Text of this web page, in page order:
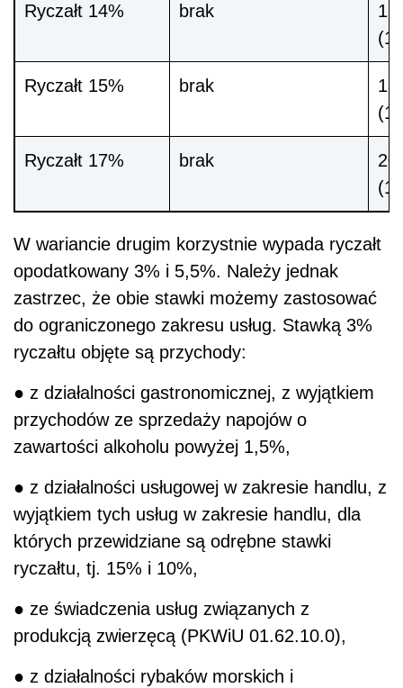
Ryczałt 14% brak
16
Ryczałt 15% brak
18
Ryczałt 17% brak
20
W wariancie drugim korzystnie wypada ryczałt
opodatkowany 3% i 5,5%. Należy jednak
zastrzec, że obie stawki możemy zastosować
do ograniczonego zakresu usług. Stawką 3%
ryczałtu objęte są przychody:
● z działalności gastronomicznej, z wyjątkiem
przychodów ze sprzedaży napojów o
zawartości alkoholu powyżej 1,5%,
● z działalności usługowej w zakresie handlu, z
wyjątkiem tych usług w zakresie hand­lu, dla
których przewidziane są odrębne stawki
ryczałtu, tj. 15% i 10%,
● ze świadczenia usług związanych z
produkcją zwierzęcą (PKWiU 01.62.10.0),
● z działalności rybaków morskich i